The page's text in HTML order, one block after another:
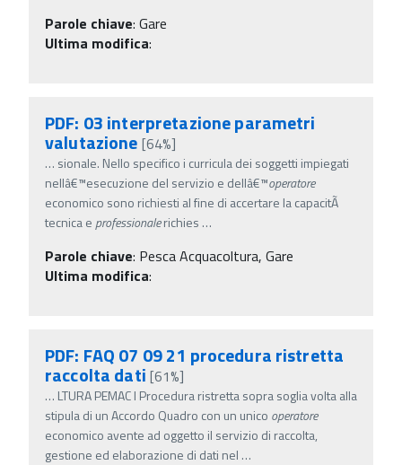
Parole chiave: Gare
Ultima modifica:
PDF: 03 interpretazione parametri
valutazione [64%]
… sionale. Nello specifico i curricula dei soggetti impiegati
nellâ€™esecuzione del servizio e dellâ€™operatore
economico sono richiesti al fine di accertare la capacitÃ
tecnica e professionalerichies …
Parole chiave: Pesca Acquacoltura, Gare
Ultima modifica:
PDF: FAQ 07 09 21 procedura ristretta
raccolta dati [61%]
… LTURA PEMAC I Procedura ristretta sopra soglia volta alla
stipula di un Accordo Quadro con un unico operatore
economico avente ad oggetto il servizio di raccolta,
gestione ed elaborazione di dati nel …